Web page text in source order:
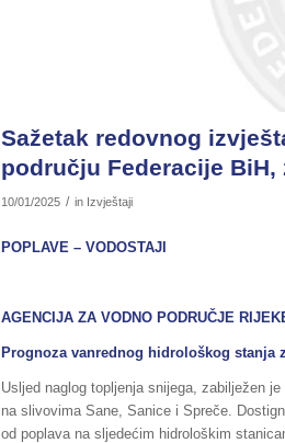
Sažetak redovnog
području Federacije BiH,
10/01/2025 / in Izvještaji
POPLAVE – VODOSTAJI
AGENCIJA ZA VODNO PODRUČJE
Prognoza vanrednog hidrološkog stanja
Usljed naglog topljenja snijega, zabilježen
na slivovima Sane, Sanice i Spreče.
od poplava na sljedećim hidrološkim